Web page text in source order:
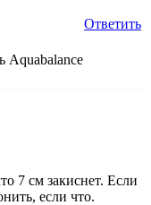
Ответить
Aquabalance
7 см закиснет. Если
если что.